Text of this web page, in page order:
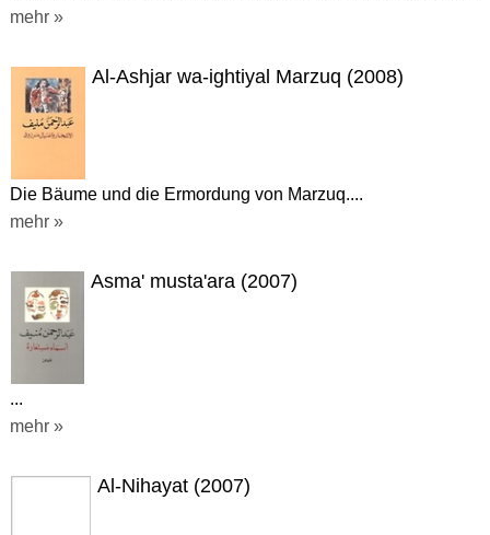
mehr »
Al-Ashjar wa-ightiyal Marzuq (2008)
Die Bäume und die Ermordung von Marzuq....
mehr »
Asma' musta'ara (2007)
...
mehr »
Al-Nihayat (2007)